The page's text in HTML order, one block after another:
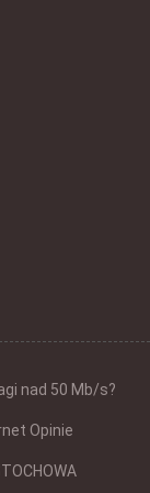
nad 50 Mb/s?
Opinie